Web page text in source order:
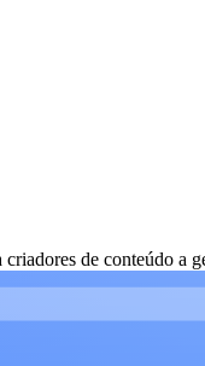
de conteúdo a